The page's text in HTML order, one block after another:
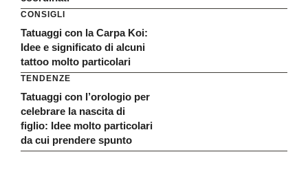
CONSIGLI
Tatuaggi con la Carpa Koi:
Idee e significato di alcuni
tattoo molto particolari
TENDENZE
Tatuaggi con l’orologio per
celebrare la nascita di
figlio: Idee molto particolari
da cui prendere spunto